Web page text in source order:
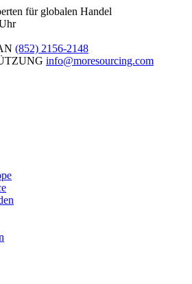
für globalen Handel
(852) 2156-2148
info@moresourcing.com